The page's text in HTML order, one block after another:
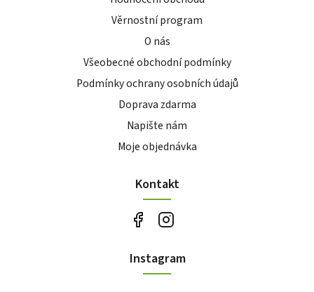
Věrnostní program
O nás
Všeobecné obchodní podmínky
Podmínky ochrany osobních údajů
Doprava zdarma
Napište nám
Moje objednávka
Kontakt
Instagram